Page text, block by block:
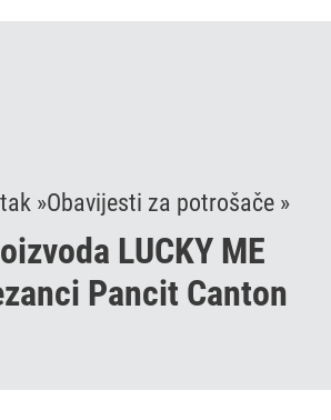
»Obavijesti za potrošače »
LUCKY ME
Pancit Canton